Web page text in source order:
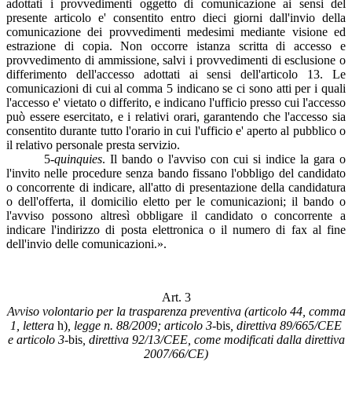
adottati i provvedimenti oggetto di comunicazione ai sensi del
presente articolo e' consentito entro dieci giorni dall'invio della
comunicazione dei provvedimenti medesimi mediante visione ed
estrazione di copia. Non occorre istanza scritta di accesso e
provvedimento di ammissione, salvi i provvedimenti di esclusione o
differimento dell'accesso adottati ai sensi dell'articolo 13. Le
comunicazioni di cui al comma 5 indicano se ci sono atti per i quali
l'accesso e' vietato o differito, e indicano l'ufficio presso cui l'accesso
può essere esercitato, e i relativi orari, garantendo che l'accesso sia
consentito durante tutto l'orario in cui l'ufficio e' aperto al pubblico o
il relativo personale presta servizio.
5-quinquies. Il bando o l'avviso con cui si indice la gara o
l'invito nelle procedure senza bando fissano l'obbligo del candidato
o concorrente di indicare, all'atto di presentazione della candidatura
o dell'offerta, il domicilio eletto per le comunicazioni; il bando o
l'avviso possono altresì obbligare il candidato o concorrente a
indicare l'indirizzo di posta elettronica o il numero di fax al fine
dell'invio delle comunicazioni.».
Art. 3
Avviso volontario per la trasparenza preventiva (articolo 44, comma
1, lettera h) , legge n. 88/2009; articolo 3-bis , direttiva 89/665/CEE
e articolo 3-bis, direttiva 92/13/CEE, come modificati dalla direttiva
2007/66/CE)